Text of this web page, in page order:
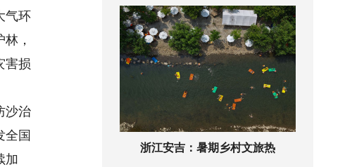
气环
，
害损
沙治
全国
加
浙江安吉：暑期乡村文旅热